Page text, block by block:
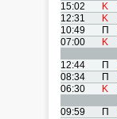
15:02 K
12:31
K
10:49
П
07:00
K
12:44 П
08:34
П
06:30
K
09:59 П